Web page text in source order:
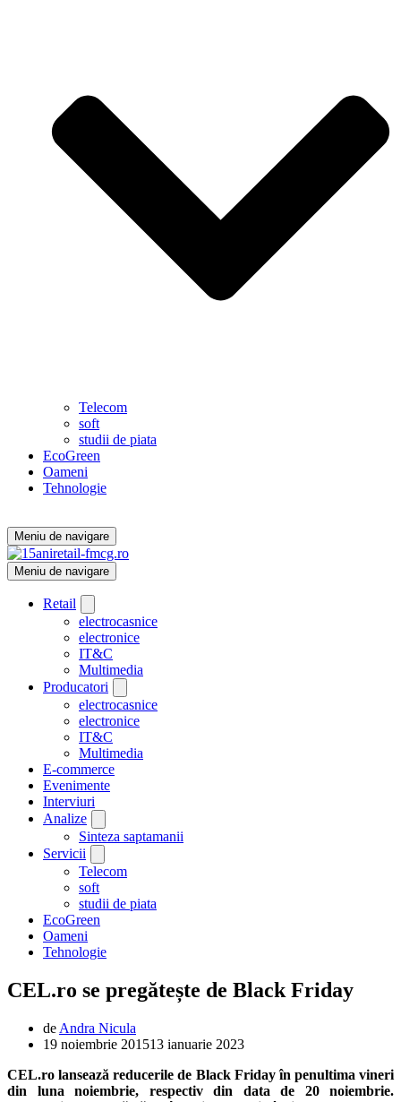
Telecom
soft
studii de piata
EcoGreen
Oameni
Tehnologie
Meniu de navigare
Meniu de navigare
Retail
electrocasnice
electronice
IT&C
Multimedia
Producatori
electrocasnice
electronice
IT&C
Multimedia
E-commerce
Evenimente
Interviuri
Analize
Sinteza saptamanii
Servicii
Telecom
soft
studii de piata
EcoGreen
Oameni
Tehnologie
CEL.ro se pregătește de Black Friday
de Andra Nicula
19 noiembrie 201513 ianuarie 2023
CEL.ro lansează reducerile de Black Friday în penultima vineri
din luna noiembrie, respectiv din data de 20 noiembrie.